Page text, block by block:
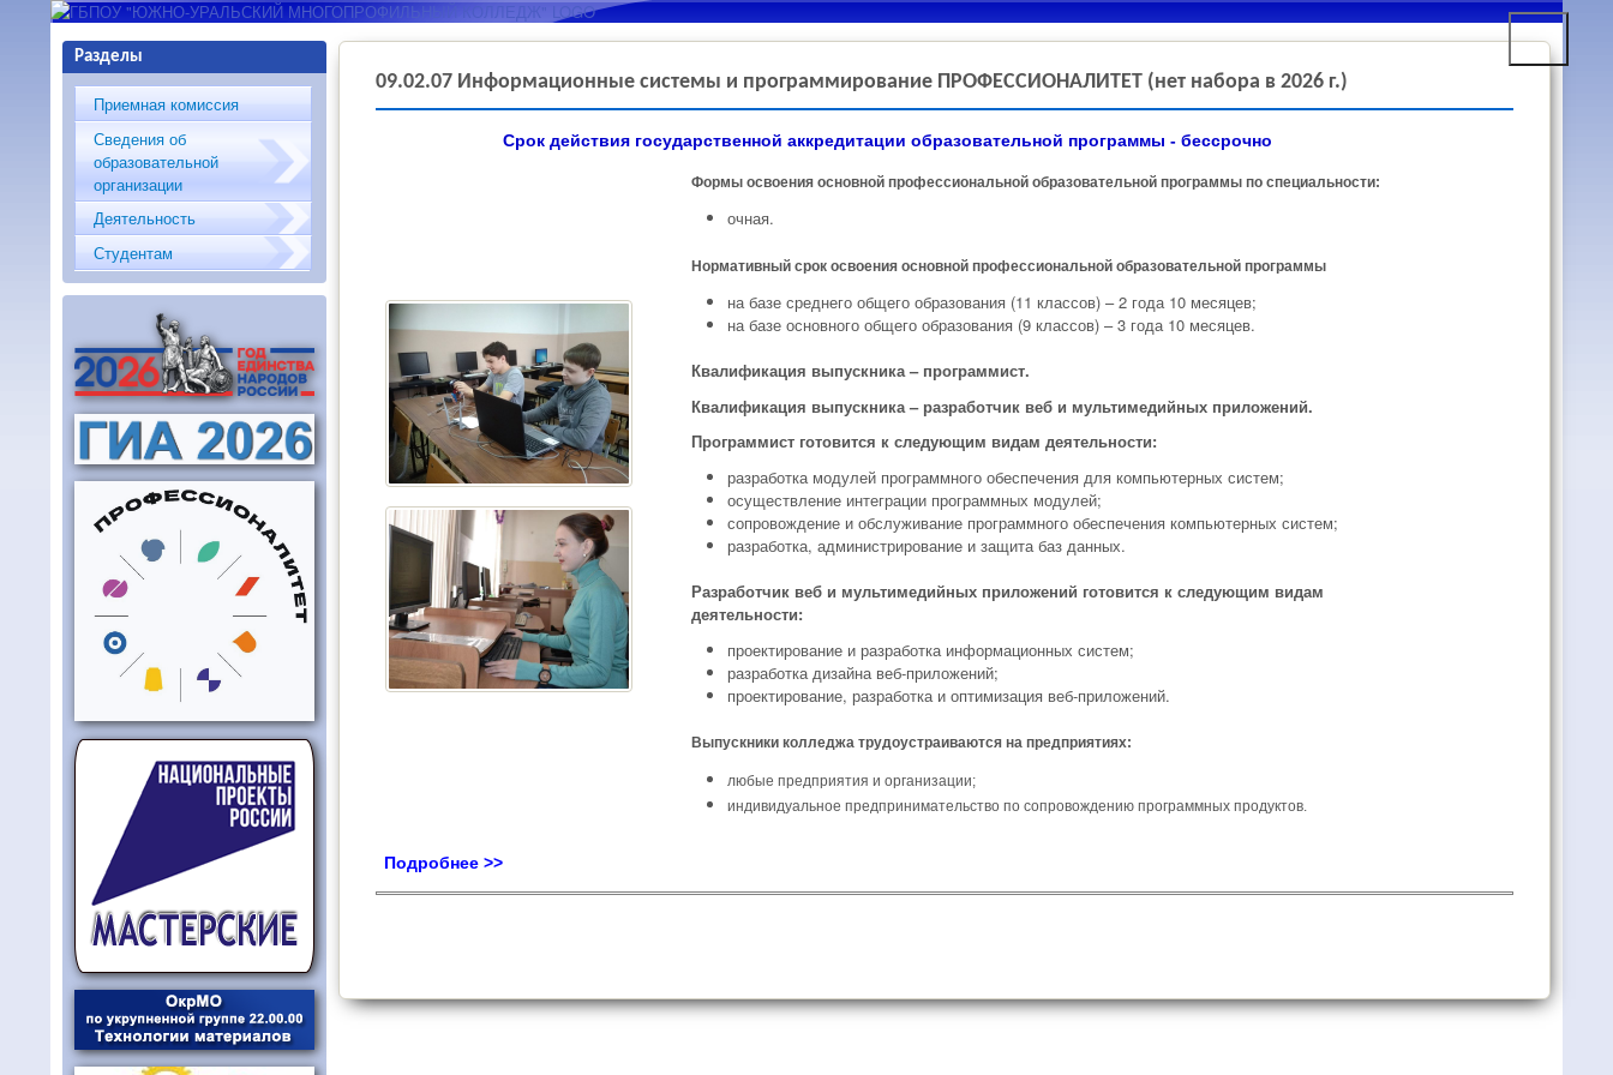
содержанию
ГБПОУ "ЮЖНО-
УРАЛЬСКИЙ
МНОГОПРОФИЛЬНЫЙ
КОЛЛЕДЖ"
09.02.07 Информационные системы и программирование ПРОФЕССИОНАЛИТЕТ (нет набора в 2026 г.)
Срок действия государственной аккредитации образовательной программы - бессрочно
Формы освоения основной профессиональной образовательной программы по специальности:
очная.
Нормативный срок освоения основной профессиональной образовательной программы
на базе среднего общего образования (11 классов) – 2 года 10 месяцев;
на базе основного общего образования (9 классов) – 3 года 10 месяцев.
Квалификация выпускника – программист.
Квалификация выпускника – разработчик веб и мультимедийных приложений.
Программист готовится к следующим видам деятельности:
разработка модулей программного обеспечения для компьютерных систем;
осуществление интеграции программных модулей;
сопровождение и обслуживание программного обеспечения компьютерных систем;
разработка, администрирование и защита баз данных.
Разработчик веб и мультимедийных приложений готовится к следующим видам
деятельности:
проектирование и разработка информационных систем;
разработка дизайна веб-приложений;
проектирование, разработка и оптимизация веб-приложений.
Выпускники колледжа трудоустраиваются на предприятиях:
любые предприятия и организации;
индивидуальное предпринимательство по сопровождению программных продуктов.
Подробнее >>
Разделы
Приемная комиссия
Сведения об
образовательной
организации
Деятельность
Студентам